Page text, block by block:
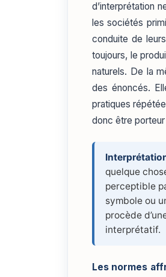
d’interprétation
les sociétés
conduite de
toujours, le
naturels. De la
des énoncés.
pratiques
donc être
quelque
perceptible
symbole ou
procède
interprétatif.
Les normes